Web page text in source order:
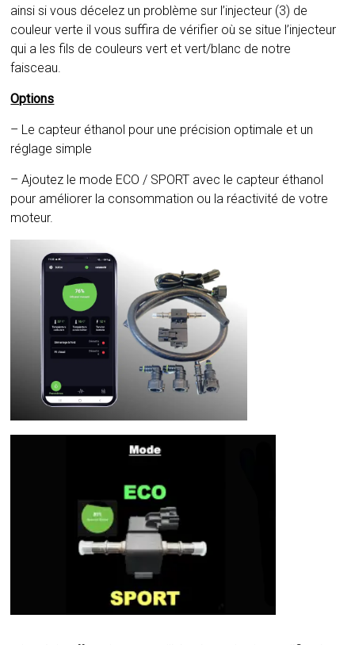
ainsi si vous décelez un problème sur l’injecteur (3) de
couleur verte il vous suffira de vérifier où se situe l’injecteur
qui a les fils de couleurs vert et vert/blanc de notre
faisceau.
Options
– Le capteur éthanol pour une précision optimale et un
réglage simple
– Ajoutez le mode ECO / SPORT avec le capteur éthanol
pour améliorer la consommation ou la réactivité de votre
moteur.